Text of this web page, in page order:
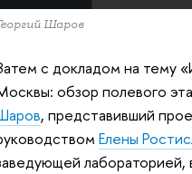
Шаров
с докладом на тему
обзор полевого
, представивший
Елены